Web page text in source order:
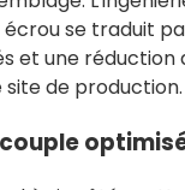
se traduit
et une réduction
de production.